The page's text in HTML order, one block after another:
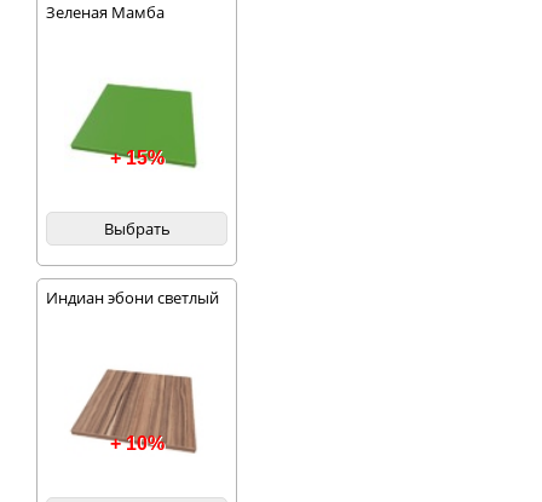
Зеленая Мамба
+ 15%
Выбрать
Индиан эбони светлый
+ 10%